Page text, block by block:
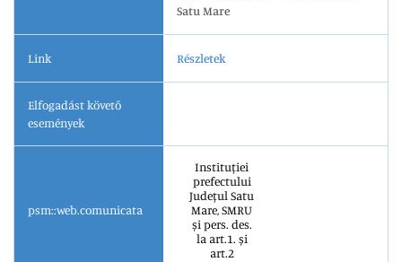
Satu Mare
Link Részletek
Elfogadást követő
események
psm::web.comunicata
Instituției
prefectului
Județul Satu
Mare, SMRU
și pers. des.
la art.1. și
art.2